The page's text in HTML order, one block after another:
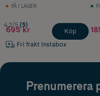
FÅ I LAGER
4.2/5 (5)
695 kr
Fri frakt Instabox
Köp
Prenumerera